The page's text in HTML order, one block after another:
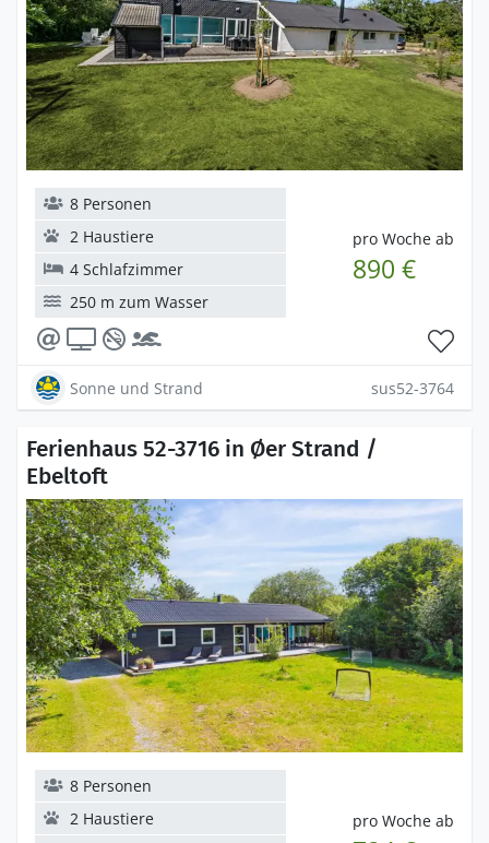
pro Woche ab
890 €
8 Personen
2 Haustiere
4 Schlafzimmer
250 m zum Wasser
Sonne und Strand sus52-3764
Ferienhaus 52-3716 in Øer Strand /
Ebeltoft
pro Woche ab
8 Personen
2 Haustiere